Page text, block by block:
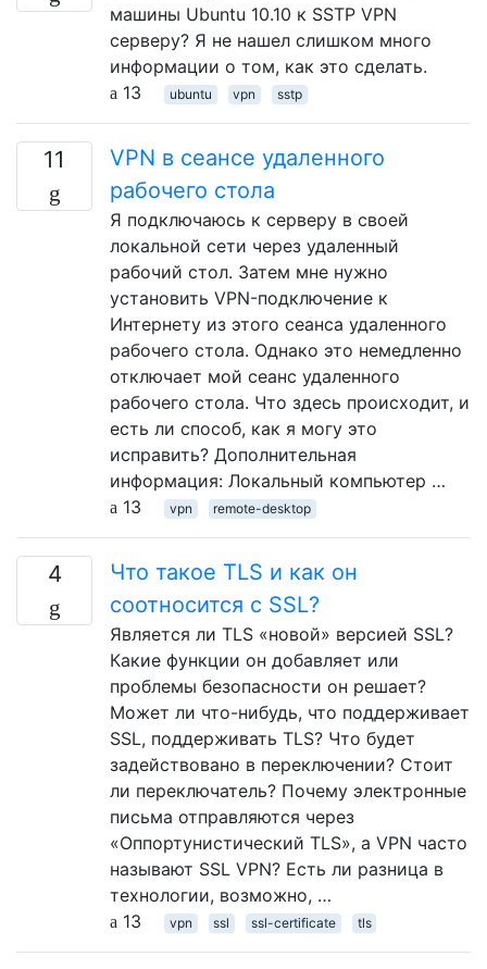
машины Ubuntu 10.10 к SSTP VPN
серверу? Я не нашел слишком много
информации о том, как это сделать.
13
ubuntu vpn sstp
11
VPN в сеансе удаленного
рабочего стола
Я подключаюсь к серверу в своей
локальной сети через удаленный
рабочий стол. Затем мне нужно
установить VPN-подключение к
Интернету из этого сеанса удаленного
рабочего стола. Однако это немедленно
отключает мой сеанс удаленного
рабочего стола. Что здесь происходит, и
есть ли способ, как я могу это
исправить? Дополнительная
информация: Локальный компьютер …
13
vpn remote-desktop
4
Что такое TLS и как он
соотносится с SSL?
Является ли TLS «новой» версией SSL?
Какие функции он добавляет или
проблемы безопасности он решает?
Может ли что-нибудь, что поддерживает
SSL, поддерживать TLS? Что будет
задействовано в переключении? Стоит
ли переключатель? Почему электронные
письма отправляются через
«Оппортунистический TLS», а VPN часто
называют SSL VPN? Есть ли разница в
технологии, возможно, …
13
vpn ssl ssl-certificate tls